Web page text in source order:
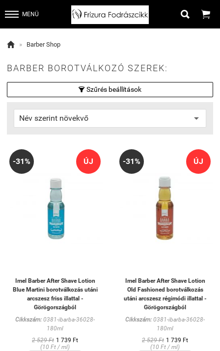
MENÜ  
 » Barber Shop
BARBER BOROTVÁLKOZÓ SZEREK:
 Szűrés beállítások
ÚJ
-31%
Imel Barber After Shave Lotion
Blue Martini borotválkozás utáni
arcszesz friss illattal -
Görögországból
Cikkszám: 0381-ibarba-36028-
180ml
2 529 Ft 1 739 Ft
(10 Ft / ml)
ÚJ
-31%
Imel Barber After Shave Lotion
Old Fashioned borotválkozás
utáni arcszesz régimódi illattal -
Görögországból
Cikkszám: 0381-ibarba-36028-
180ml
2 529 Ft 1 739 Ft
(10 Ft / ml)